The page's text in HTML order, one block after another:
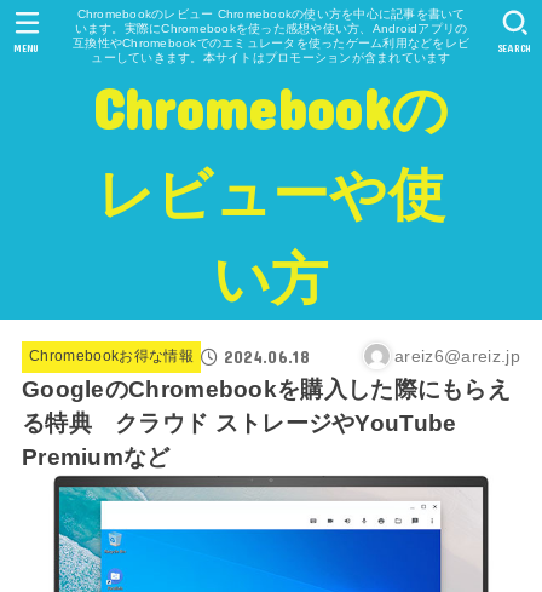
Chromebookのレビュー Chromebookの使い方を中心に記事を書いて
います。実際にChromebookを使った感想や使い方、Androidアプリの
互換性やChromebookでのエミュレータを使ったゲーム利用などをレビ
ューしていきます。本サイトはプロモーションが含まれています
Chromebookの
レビューや使
い方
SEARCH
MENU
Chromebookお得な情報 2024.06.18 areiz6@areiz.jp
GoogleのChromebookを購入した際にもらえ
る特典 クラウド ストレージやYouTube
Premiumなど